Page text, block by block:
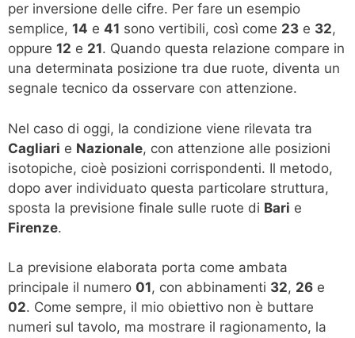
per inversione delle cifre. Per fare un esempio
semplice, 14 e 41 sono vertibili, così come 23 e 32,
oppure 12 e 21. Quando questa relazione compare in
una determinata posizione tra due ruote, diventa un
segnale tecnico da osservare con attenzione.
Nel caso di oggi, la condizione viene rilevata tra
Cagliari e Nazionale, con attenzione alle posizioni
isotopiche, cioè posizioni corrispondenti. Il metodo,
dopo aver individuato questa particolare struttura,
sposta la previsione finale sulle ruote di Bari e
Firenze.
La previsione elaborata porta come ambata
principale il numero 01, con abbinamenti 32, 26 e
02. Come sempre, il mio obiettivo non è buttare
numeri sul tavolo, ma mostrare il ragionamento, la